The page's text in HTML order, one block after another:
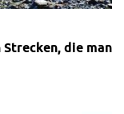
die man